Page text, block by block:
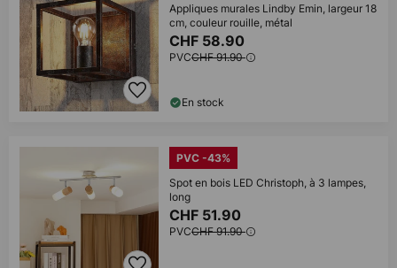
Appliques murales Lindby Emin, largeur 18
cm, couleur rouille, métal
CHF 58.90
PVCCHF 91.90
En stock
PVC -43%
Spot en bois LED Christoph, à 3 lampes,
long
CHF 51.90
PVCCHF 91.90